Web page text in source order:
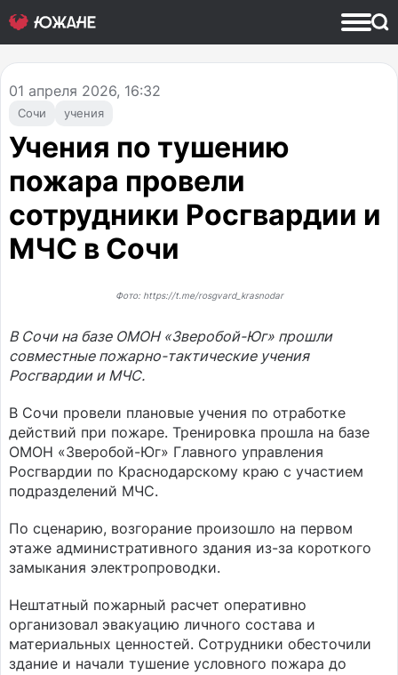
Сочи учения
01 апреля 2026, 16:32
Учения по тушению
пожара провели
сотрудники Росгвардии и
МЧС в Сочи
Фото: https://t.me/rosgvard_krasnodar
В Сочи на базе ОМОН «Зверобой-Юг» прошли
совместные пожарно-тактические учения
Росгвардии и МЧС.
В Сочи провели плановые учения по отработке
действий при пожаре. Тренировка прошла на базе
ОМОН «Зверобой-Юг» Главного управления
Росгвардии по Краснодарскому краю с участием
подразделений МЧС.
По сценарию, возгорание произошло на первом
этаже административного здания из-за короткого
замыкания электропроводки.
Нештатный пожарный расчет оперативно
организовал эвакуацию личного состава и
материальных ценностей. Сотрудники обесточили
здание и начали тушение условного пожара до